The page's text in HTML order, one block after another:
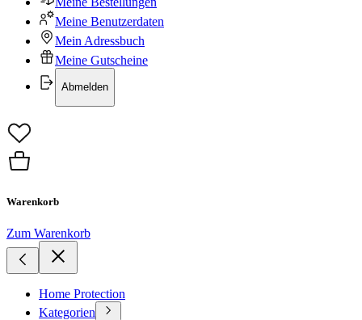
Meine Benutzerdaten
Mein Adressbuch
Meine Gutscheine
Abmelden
Warenkorb
Zum Warenkorb
Home Protection
Kategorien